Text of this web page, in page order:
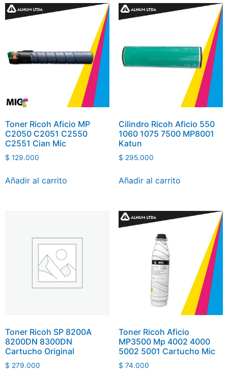
Toner Ricoh Aficio MP
C2050 C2051 C2550
C2551 Cian Mic
$ 129.000
Añadir al carrito
Cilindro Ricoh Aficio 550
1060 1075 7500 MP8001
Katun
$ 295.000
Añadir al carrito
Toner Ricoh SP 8200A
8200DN 8300DN
Cartucho Original
$ 279.000
Toner Ricoh Aficio
MP3500 Mp 4002 4000
5002 5001 Cartucho Mic
$ 74.000